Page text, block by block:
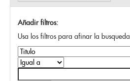
Añadir filtros:
Usa los filtros para afinar la busqueda.